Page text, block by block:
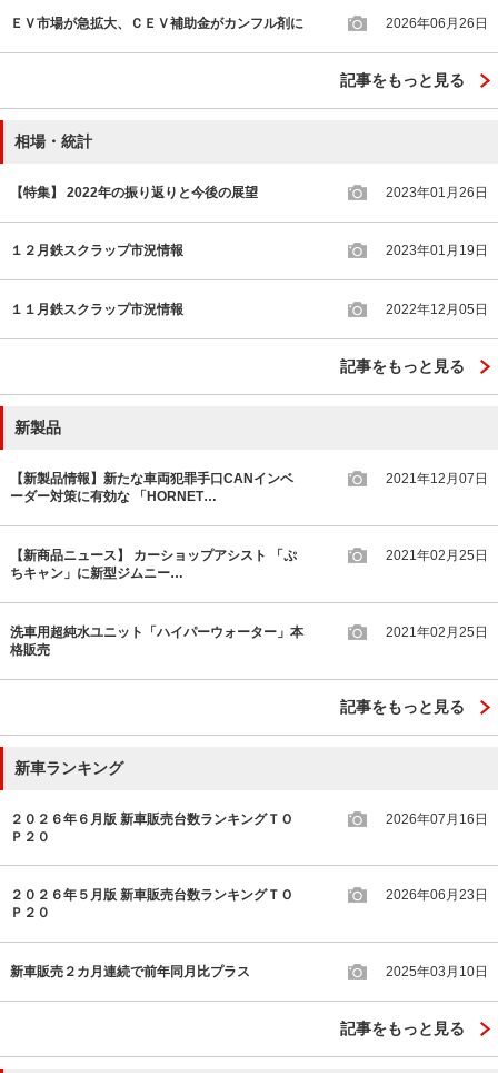
ＥＶ市場が急拡大、ＣＥＶ補助金がカンフル剤に 2026年06月26日
記事をもっと見る
相場・統計
【特集】 2022年の振り返りと今後の展望 2023年01月26日
１２月鉄スクラップ市況情報 2023年01月19日
１１月鉄スクラップ市況情報 2022年12月05日
記事をもっと見る
新製品
【新製品情報】新たな車両犯罪手口CANインベ
ーダー対策に有効な 「HORNET…
2021年12月07日
【新商品ニュース】 カーショップアシスト 「ぷ
ちキャン」に新型ジムニー…
2021年02月25日
洗車用超純水ユニット「ハイパーウォーター」本
格販売
2021年02月25日
記事をもっと見る
新車ランキング
２０２６年６月版 新車販売台数ランキングＴＯ
Ｐ２０
2026年07月16日
２０２６年５月版 新車販売台数ランキングＴＯ
Ｐ２０
2026年06月23日
新車販売２カ月連続で前年同月比プラス 2025年03月10日
記事をもっと見る